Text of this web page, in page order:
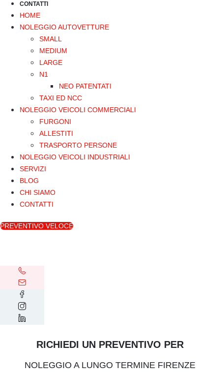
CONTATTI
HOME
NOLEGGIO AUTOVETTURE
SMALL
MEDIUM
LARGE
N1
NEO PATENTATI
TAXI ED NCC
NOLEGGIO VEICOLI COMMERCIALI
FURGONI
ALLESTITI
TRASPORTO PERSONE
NOLEGGIO VEICOLI INDUSTRIALI
SERVIZI
BLOG
CHI SIAMO
CONTATTI
PREVENTIVO VELOCE
RICHIEDI UN PREVENTIVO PER
NOLEGGIO A LUNGO TERMINE FIRENZE